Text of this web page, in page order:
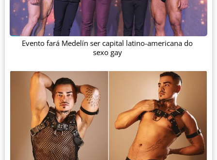
Evento fará Medelín ser capital latino-americana do
sexo gay